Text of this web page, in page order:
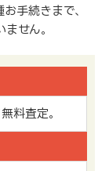
手続きまで、
せん。
料査定。